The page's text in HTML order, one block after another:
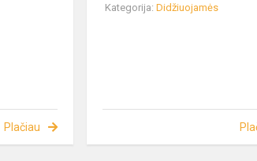
Plačiau
Kategorija:Didžiuojamės